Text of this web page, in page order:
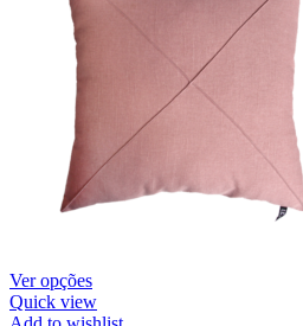
Ver opções
Quick view